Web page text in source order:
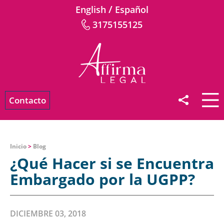
English / Español
3175155125
Contacto
Inicio> Blog
¿Qué Hacer si se Encuentra
Embargado por la UGPP?
DICIEMBRE 03, 2018